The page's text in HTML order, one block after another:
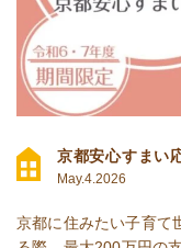
京都安心すまい
May.4.2026
京都に住みたい子育て